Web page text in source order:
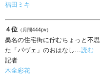
福田ミキ
４位 （月間444pv）
桑名の住宅街に佇むちょっと不
た「パヴェ」のおはなし…読む
記者
木全彩花